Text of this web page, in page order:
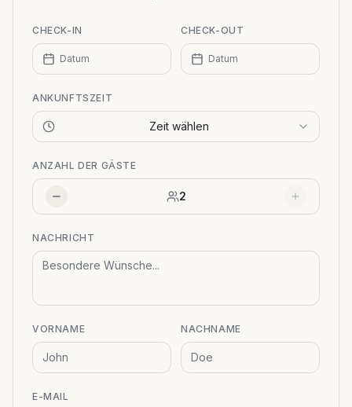
CHECK-IN
Datum
CHECK-OUT
Datum
ANKUNFTSZEIT
Zeit wählen
ANZAHL DER GÄSTE
2
NACHRICHT
VORNAME NACHNAME
E-MAIL